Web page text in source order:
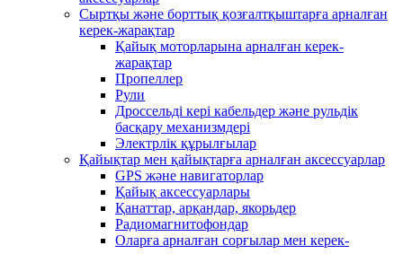
Сыртқы және борттық қозғалтқыштарға арналған
керек-жарақтар
Қайық моторларына арналған керек-
жарақтар
Пропеллер
Рули
Дроссельді кері кабельдер және рульдік
басқару механизмдері
Электрлік құрылғылар
Қайықтар мен қайықтарға арналған аксессуарлар
GPS және навигаторлар
Қайық аксессуарлары
Қанаттар, арқандар, якорьдер
Радиомагнитофондар
Оларға арналған сорғылар мен керек-